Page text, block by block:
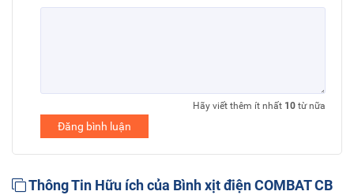
Hãy viết thêm ít nhất 10 từ nữa
Đăng bình luận
Thông Tin Hữu ích của Bình xịt điện COMBAT CB